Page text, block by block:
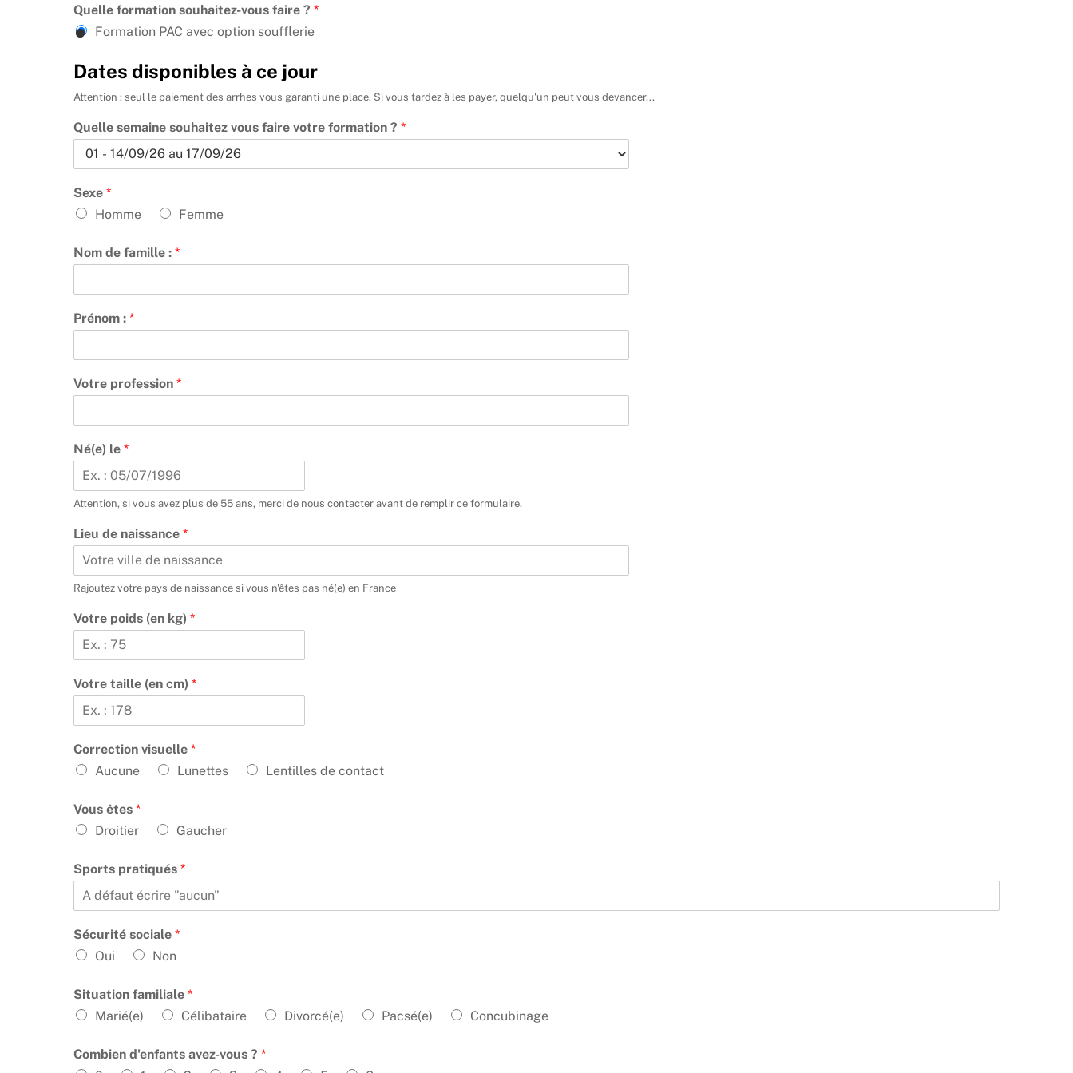
Quelle formation souhaitez-vous faire ? *
Formation PAC avec option soufflerie
Dates disponibles à ce jour
Attention : seul le paiement des arrhes vous garanti une place. Si vous tardez à les payer, quelqu'un peut vous devancer...
Quelle semaine souhaitez vous faire votre formation ? *
Sexe *
Homme
Femme
Nom de famille : *
Prénom : *
S
i
u
t
o
n
'
a
c
p
t
D
a
t
s
Votre profession *
Né(e) le *
Attention, si vous avez plus de 55 ans, merci de nous contacter avant de remplir ce formulaire.
Lieu de naissance *
Rajoutez votre pays de naissance si vous n'êtes pas né(e) en France
Votre poids (en kg) *
Votre taille (en cm) *
Correction visuelle *
Aucune
Lunettes Lentilles de contact
Vous êtes *
Droitier
Gaucher
Sports pratiqués *
Sécurité sociale *
Oui
Non
Situation familiale *
Marié(e)
Célibataire Divorcé(e) Pacsé(e) Concubinage
Combien d'enfants avez-vous ? *